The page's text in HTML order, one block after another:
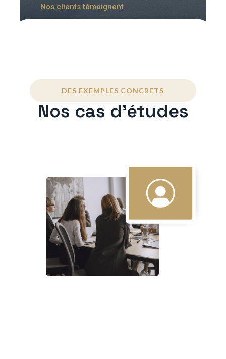
Nos clients témoignent
DES EXEMPLES CONCRETS
Nos cas d'études